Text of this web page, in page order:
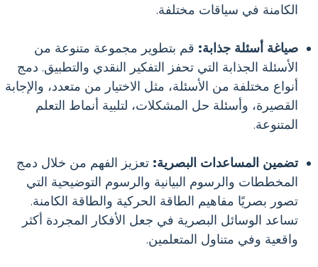
الكامنة في سياقات مختلفة.
صياغة أسئلة جذابة: قم بتطوير مجموعة متنوعة من
الأسئلة الجذابة التي تحفز التفكير النقدي والتطبيق. دمج
أنواع مختلفة من الأسئلة، مثل الاختيار من متعدد، والإجابة
القصيرة، وأسئلة حل المشكلات، لتلبية أنماط التعلم
المتنوعة.
تضمين المساعدات البصرية: تعزيز الفهم من خلال دمج
المخططات والرسوم البيانية والرسوم التوضيحية التي
تصور بصريًا مفاهيم الطاقة الحركية والطاقة الكامنة.
تساعد الوسائل البصرية في جعل الأفكار المجردة أكثر
واقعية وفي متناول المتعلمين.